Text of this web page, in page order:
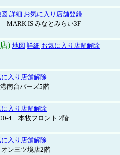
詳細 お気に入り店舗登録
MARK IS みなとみらい3F
) 地図 詳細 お気に入り店舗解除
に入り店舗解除
南台バーズ5階
に入り店舗解除
4 本牧フロント 2階
に入り店舗解除
ン三ツ境店2階